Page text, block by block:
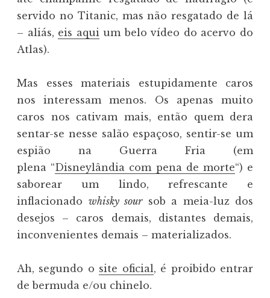
servido no Titanic, mas não resgatado de lá
– aliás, eis aquium belo vídeo do acervo do
Atlas).
Mas esses materiais estupidamente caros
nos interessam menos. Os apenas muito
caros nos cativam mais, então quem dera
sentar-se nesse salão espaçoso, sentir-se um
espião na Guerra Fria (em
plena “Disneylândia com pena de morte“) e
saborear um lindo, refrescante e
inflacionado whisky soursob a meia-luz dos
desejos – caros demais, distantes demais,
inconvenientes demais – materializados.
Ah, segundo o site oficial, é proibido entrar
de bermuda e/ou chinelo.